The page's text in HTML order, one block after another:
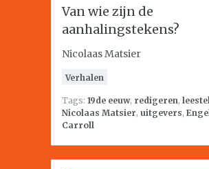
Van wie zijn de
aanhalingstekens?
Nicolaas Matsier
Verhalen
Tags: 19de eeuw, redigeren,
Nicolaas Matsier, uitgevers,
Carroll